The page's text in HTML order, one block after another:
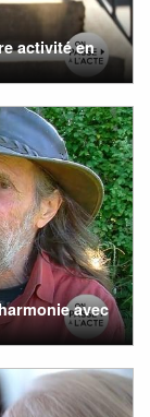
activité en
avec